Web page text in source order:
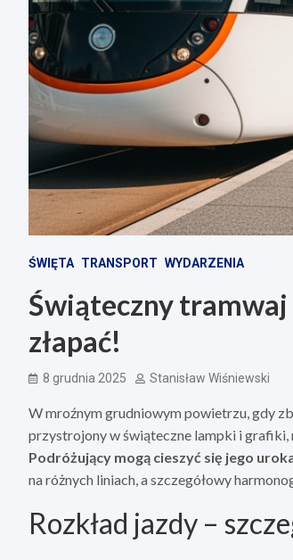
ŚWIĘTA TRANSPORT WYDARZENIA
Świąteczny tramwaj
złapać!
8 grudnia 2025 Stanisław Wiśniewski
W mroźnym grudniowym powietrzu, gdy
przystrojony w świąteczne lampki i grafiki,
Podróżujący mogą cieszyć się jego
na różnych liniach, a szczegółowy
Rozkład jazdy –